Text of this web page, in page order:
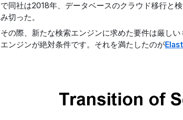
で同社は2018年、データベースのクラウド移行と
み切った。
その際、新たな検索エンジンに求めた要件は厳し
エンジンが絶対条件です。それを満たしたのが